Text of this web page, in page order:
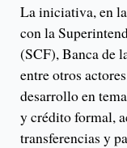
La iniciativa, en
con la
(SCF), Banca de
entre otros
desarrollo en
y crédito formal,
transferencias y